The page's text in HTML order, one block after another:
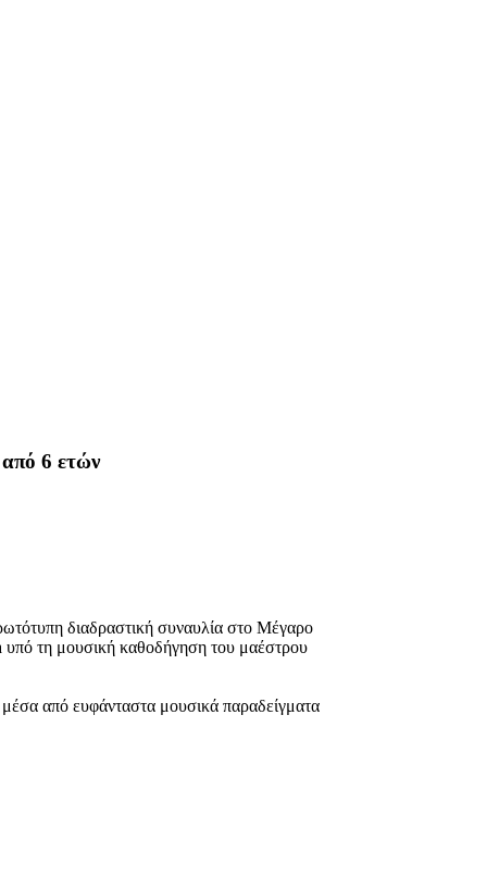
από 6 ετών
διαδραστική συναυλία στο Μέγαρο
τη μουσική καθοδήγηση του μαέστρου
μέσα από ευφάνταστα μουσικά παραδείγματα